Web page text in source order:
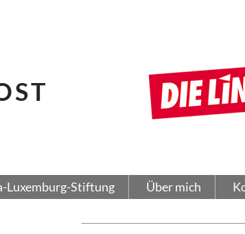
Luxemburg-Stiftung Über mich